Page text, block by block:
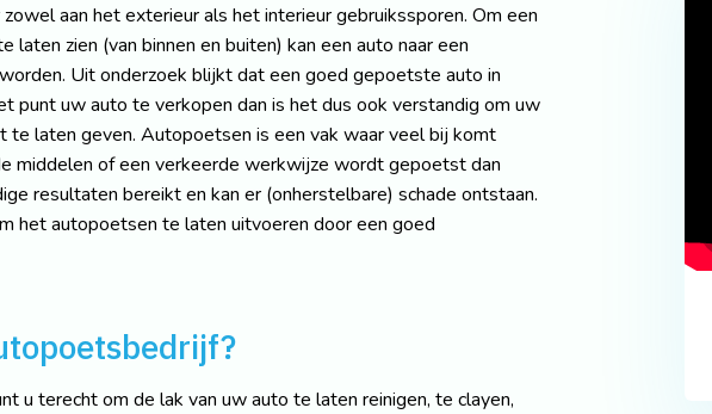
aan het exterieur als het interieur gebruikssporen. Om een
laten zien (van binnen en buiten) kan een auto naar een
Uit onderzoek blijkt dat een goed gepoetste auto in
punt uw auto te verkopen dan is het dus ook verstandig om uw
te laten geven. Autopoetsen is een vak waar veel bij komt
middelen of een verkeerde werkwijze wordt gepoetst dan
resultaten bereikt en kan er (onherstelbare) schade ontstaan.
het autopoetsen te laten uitvoeren door een goed
u terecht om de lak van uw auto te laten reinigen, te clayen,